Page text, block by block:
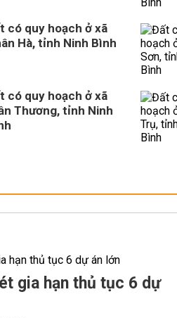
có quy hoạch ở xã
Hà, tỉnh Ninh Bình
có quy hoạch ở xã
Thương, tỉnh Ninh
gia hạn thủ tục 6 dự